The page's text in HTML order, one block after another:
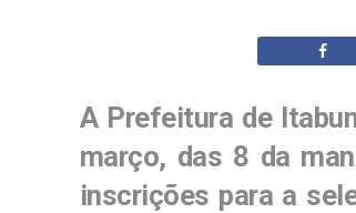
A Prefeitura de
março, das 8 da
inscrições para a